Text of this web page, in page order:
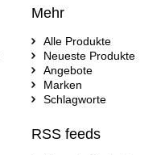
Mehr
Alle Produkte
Neueste Produkte
Angebote
Marken
Schlagworte
RSS feeds